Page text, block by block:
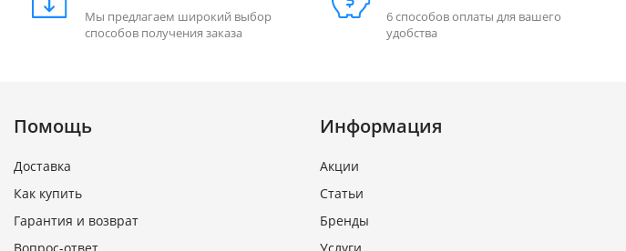
Мы предлагаем широкий выбор
способов получения заказа
6 способов оплаты для вашего
удобства
Помощь
Доставка
Как купить
Гарантия и возврат
Информация
Акции
Статьи
Бренды